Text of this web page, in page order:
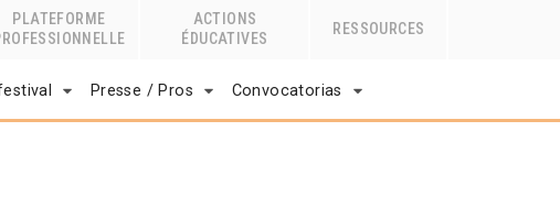
PLATEFORME
ACTIONS
ÉDUCATIVES
RESSOURCES
Presse / Pros Convocatorias